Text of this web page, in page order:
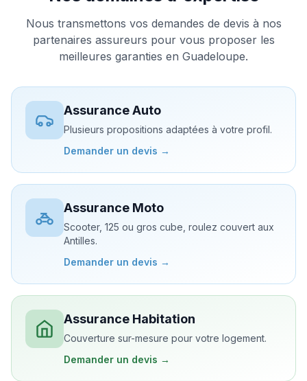
Nous transmettons vos demandes de devis à nos
partenaires assureurs pour vous proposer les
meilleures garanties en Guadeloupe.
Assurance Auto
Plusieurs propositions adaptées à votre profil.
Demander un devis →
Assurance Moto
Scooter, 125 ou gros cube, roulez couvert aux
Antilles.
Demander un devis →
Assurance Habitation
Couverture sur-mesure pour votre logement.
Demander un devis →